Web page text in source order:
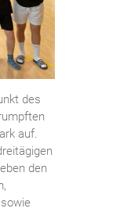
des
auf.
den